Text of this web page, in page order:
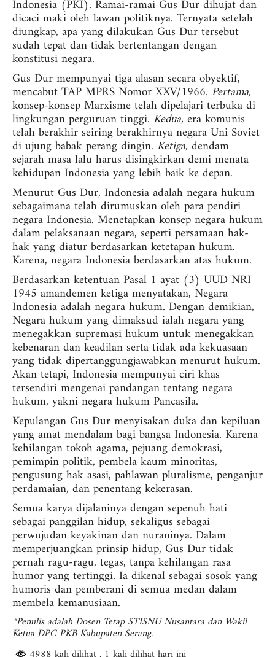
Indonesia (PKI). Ramai-ramai Gus Dur dihujat dan
dicaci maki oleh lawan politiknya. Ternyata setelah
diungkap, apa yang dilakukan Gus Dur tersebut
sudah tepat dan tidak bertentangan dengan
konstitusi negara.
Gus Dur mempunyai tiga alasan secara obyektif,
mencabut TAP MPRS Nomor XXV/1966. Pertama,
konsep-konsep Marxisme telah dipelajari terbuka di
lingkungan perguruan tinggi. Kedua, era komunis
telah berakhir seiring berakhirnya negara Uni Soviet
di ujung babak perang dingin. Ketiga, dendam
sejarah masa lalu harus disingkirkan demi menata
kehidupan Indonesia yang lebih baik ke depan.
Menurut Gus Dur, Indonesia adalah negara hukum
sebagaimana telah dirumuskan oleh para pendiri
negara Indonesia. Menetapkan konsep negara hukum
dalam pelaksanaan negara, seperti persamaan hak-
hak yang diatur berdasarkan ketetapan hukum.
Karena, negara Indonesia berdasarkan atas hukum.
Berdasarkan ketentuan Pasal 1 ayat (3) UUD NRI
1945 amandemen ketiga menyatakan, Negara
Indonesia adalah negara hukum. Dengan demikian,
Negara hukum yang dimaksud ialah negara yang
menegakkan supremasi hukum untuk menegakkan
kebenaran dan keadilan serta tidak ada kekuasaan
yang tidak dipertanggungjawabkan menurut hukum.
Akan tetapi, Indonesia mempunyai ciri khas
tersendiri mengenai pandangan tentang negara
hukum, yakni negara hukum Pancasila.
Kepulangan Gus Dur menyisakan duka dan kepiluan
yang amat mendalam bagi bangsa Indonesia. Karena
kehilangan tokoh agama, pejuang demokrasi,
pemimpin politik, pembela kaum minoritas,
pengusung hak asasi, pahlawan pluralisme, penganjur
perdamaian, dan penentang kekerasan.
Semua karya dijalaninya dengan sepenuh hati
sebagai panggilan hidup, sekaligus sebagai
perwujudan keyakinan dan nuraninya. Dalam
memperjuangkan prinsip hidup, Gus Dur tidak
pernah ragu-ragu, tegas, tanpa kehilangan rasa
humor yang tertinggi. Ia dikenal sebagai sosok yang
humoris dan pemberani di semua medan dalam
membela kemanusiaan.
*Penulis adalah Dosen Tetap STISNU Nusantara dan Wakil
Ketua DPC PKB Kabupaten Serang.